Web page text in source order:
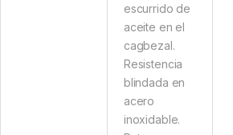
escurrido de
aceite en el
cagbezal.
Resistencia
blindada en
acero
inoxidable.